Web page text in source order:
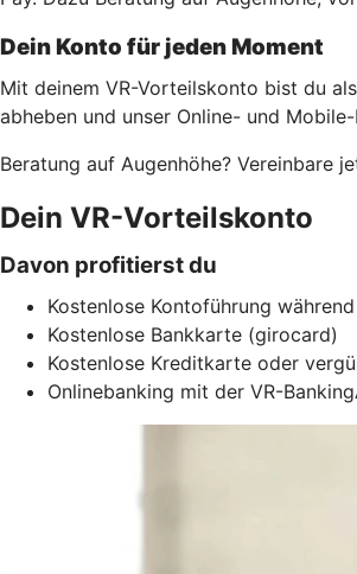
Dein Konto für jeden Moment
Mit deinem VR-Vorteilskonto bist du
abheben und unser Online- und
Beratung auf Augenhöhe? Vereinbare
Dein VR-Vorteilskonto
Davon profitierst du
Kostenlose Kontoführung
Kostenlose Bankkarte (girocard)
Kostenlose Kreditkarte oder
Onlinebanking mit der VR-